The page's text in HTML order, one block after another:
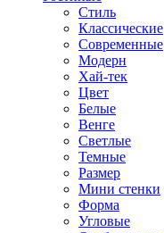
Стиль
Классические
Современные
Модерн
Хай-тек
Цвет
Белые
Венге
Светлые
Темные
Размер
Мини стенки
Форма
Угловые